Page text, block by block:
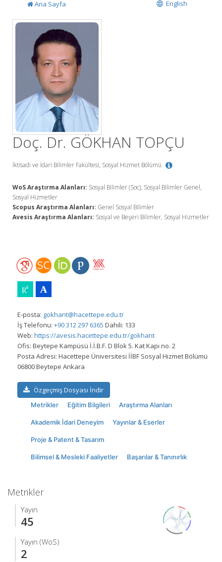
English
Ana Sayfa
Doç. Dr. GÖKHAN TOPÇU
İktisadi ve İdari Bilimler Fakültesi, Sosyal Hizmet Bölümü
WoS Araştırma Alanları: Sosyal Bilimler (Soc), Sosyal Bilimler Genel,
Sosyal Hizmetler
Scopus Araştırma Alanları: Genel Sosyal Bilimler
Avesis Araştırma Alanları: Sosyal ve Beşeri Bilimler, Sosyal Hizmetler
E-posta: gokhant@hacettepe.edu.tr
İş Telefonu: +90 312 297 6365 Dahili: 133
Web: https://avesis.hacettepe.edu.tr/gokhant
Ofis: Beytepe Kampüsü İ.İ.B.F. D Blok 5. Kat Kapı no. 2
Posta Adresi: Hacettepe Üniversitesi İİBF Sosyal Hizmet Bölümü
06800 Beytepe Ankara
Özgeçmiş Dosyası İndir
Metrikler Eğitim Bilgileri Araştırma Alanları
Akademik İdari Deneyim Yayınlar & Eserler
Proje & Patent & Tasarım
Bilimsel & Mesleki Faaliyetler Başarılar & Tanınırlık
Metrikler
Yayın
45
Yayın (WoS)
2